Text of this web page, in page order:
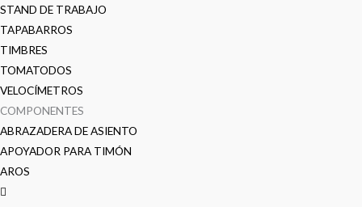
STAND DE TRABAJO
TAPABARROS
TIMBRES
TOMATODOS
VELOCÍMETROS
COMPONENTES
ABRAZADERA DE ASIENTO
APOYADOR PARA TIMÓN
AROS